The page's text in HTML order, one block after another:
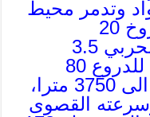
وتدمر محيط
الهدف.. ويبلغ وزن الصاروخ 20
كيلوغراما، ووزن رأسه الحربي 3.5
كيلوغرام، ومدى اختراقه للدروع 80
ميليمترا، ومداه من 100 الى 3750 مترا،
وسرعته القصوى